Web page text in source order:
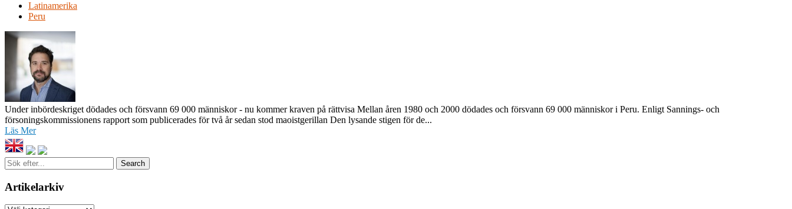
Latinamerika
Peru
Under inbördeskriget dödades och försvann 69 000 människor - nu kommer kraven på rättvisa Mellan åren 1980 och 2000 dödades och försvann 69 000 människor i Peru. Enligt Sannings- och
försoningskommissionens rapport som publicerades för två år sedan stod maoistgerillan Den lysande stigen för de...
Läs Mer
Sök
efter...
Artikelarkiv